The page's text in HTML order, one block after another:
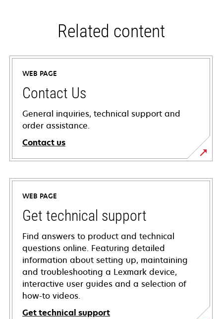
Related content
WEB PAGE
Contact Us
General inquiries, technical support and
order assistance.
Contact us
WEB PAGE
Get technical support
Find answers to product and technical
questions online. Featuring detailed
information about setting up, maintaining
and troubleshooting a Lexmark device,
interactive user guides and a selection of
how-to videos.
Get technical support